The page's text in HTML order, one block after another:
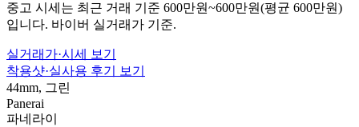
중고 시세는 최근 거래 기준 600만원~600만원(평균 600만원)
입니다. 바이버 실거래가 기준.
실거래가·시세 보기
착용샷·실사용 후기 보기
44mm, 그린
Panerai
파네라이